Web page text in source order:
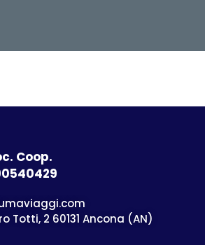
Coop.
Totti, 2 60131 Ancona (AN)